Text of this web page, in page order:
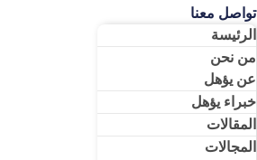
تواصل معنا
الرئيسة
من نحن
عن يؤهل
خبراء يؤهل
المقالات
المجالات